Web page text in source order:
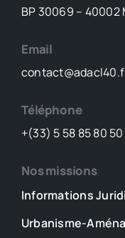
BP 30069 – 40002
Email
Téléphone
+(33) 5 58 85 80 50
Nos missions
Informations
Urbanisme-